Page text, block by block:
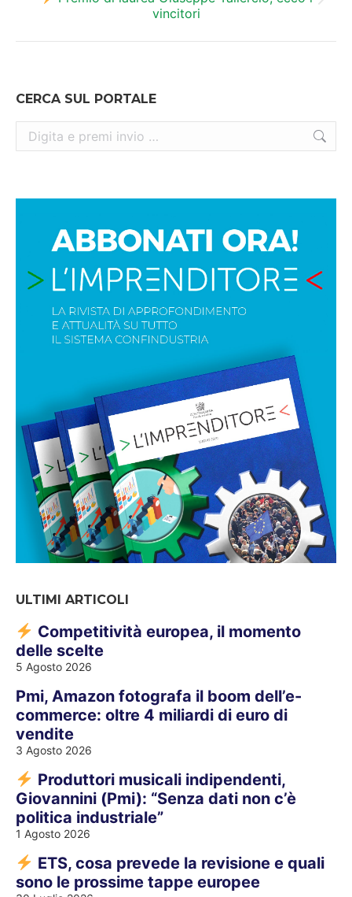
post:
vincitori
CERCA SUL PORTALE
Cerca:
ULTIMI ARTICOLI
Competitività europea, il momento
delle scelte
5 Agosto 2026
Pmi, Amazon fotografa il boom dell’e-
commerce: oltre 4 miliardi di euro di
vendite
3 Agosto 2026
Produttori musicali indipendenti,
Giovannini (Pmi): “Senza dati non c’è
politica industriale”
1 Agosto 2026
ETS, cosa prevede la revisione e quali
sono le prossime tappe europee